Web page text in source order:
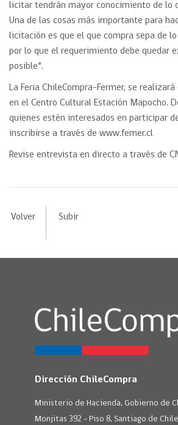
licitar tendrán mayor conocimiento de lo
Una de las cosas más importante para
licitación es que el que compra sepa de
por lo que el requerimiento debe quedar
posible”.
La Feria ChileCompra-Fermer, se
en el Centro Cultural Estación Mapocho.
quienes estén interesados en participar
inscribirse a través de www.femer.cl
Revise entrevista en directo a través de
Volver Subir
Dirección ChileCompra
Ministerio de Hacienda, Gobierno de
Monjitas 392 - Piso 8, Santiago de